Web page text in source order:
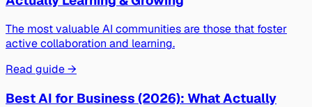
The most valuable AI communities are those that foster
active collaboration and learning.
Read guide →
Best AI for Business (2026): What Actually